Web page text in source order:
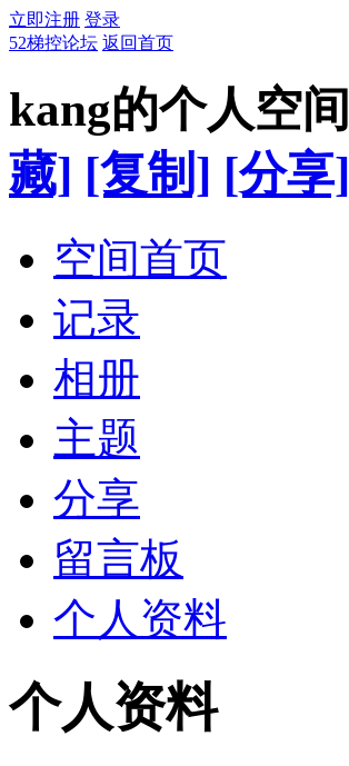
立即注册 登录
52梯控论坛 返回首页
kang的个人空间
藏] [复制] [分享]
空间首页
记录
相册
主题
分享
留言板
个人资料
个人资料